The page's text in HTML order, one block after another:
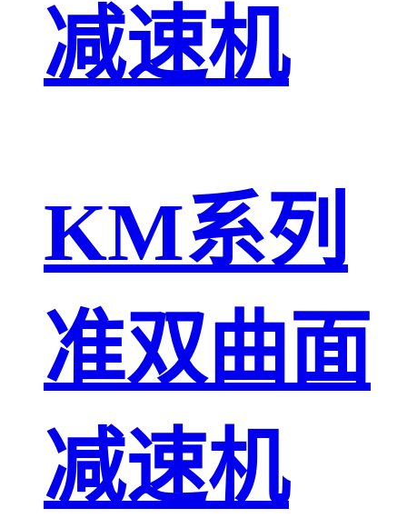
减速机
KM系列
准双曲面
减速机